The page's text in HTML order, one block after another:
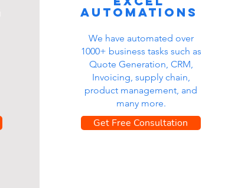
automations
We have automated over
1000+ business tasks such as
Quote Generation, CRM,
Invoicing, supply chain,
product management, and
many more.
Get Free Consultation